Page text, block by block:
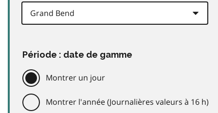
Période : date de gamme
Montrer un jour
Montrer l'année (Journalières valeurs à 16 h)